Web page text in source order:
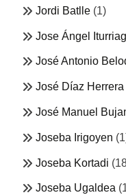
Jordi Batlle (1)
Jose Ángel
José Antonio
José Díaz Herrera
José Manuel
Joseba Irigoyen
Joseba Kortadi
Joseba Ugaldea